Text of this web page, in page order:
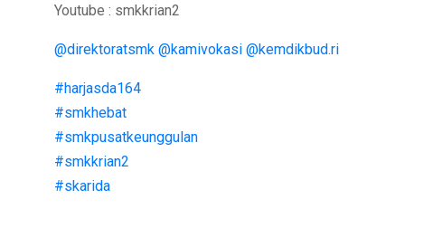
Youtube : smkkrian2
@direktoratsmk @kamivokasi @kemdikbud.ri
#harjasda164
#smkhebat
#smkpusatkeunggulan
#smkkrian2
#skarida